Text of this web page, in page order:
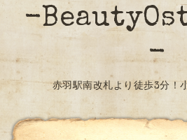
-
-
赤羽駅南改札より徒歩3分！